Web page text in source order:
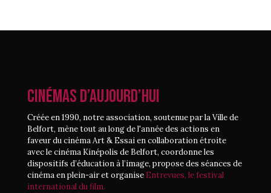
CINÉMAS D’AUJOURD’HUI
Créée en 1990, notre association, soutenue par la Ville de
Belfort, mène tout au long de l'année des actions en
faveur du cinéma Art & Essai en collaboration étroite
avec le cinéma Kinépolis de Belfort, coordonne les
dispositifs d’éducation à l’image, propose des séances de
cinéma en plein-air et organise Entrevues, le festival
international du film.